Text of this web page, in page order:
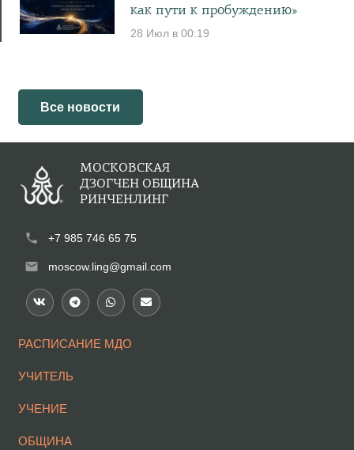
как пути к пробуждению»
28 Июл в 00:19
Все новости
МОСКОВСКАЯ
ДЗОГЧЕН ОБЩИНА
РИНЧЕНЛИНГ
phone +7 985 746 65 75
mail moscow.ling@gmail.com
РАСПИСАНИЕ МДО
УЧИТЕЛЬ
УЧЕНИЕ
ОБЩИНА